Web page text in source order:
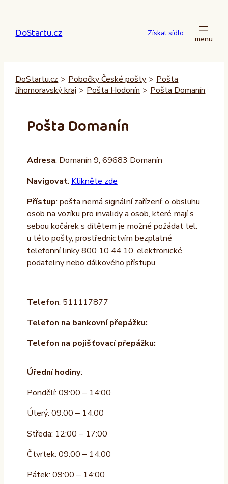
obsah
DoStartu.cz Získat sídlo
DoStartu.cz > Pobočky České pošty > Pošta
Jihomoravský kraj > Pošta Hodonín > Pošta Domanín
Pošta Domanín
Adresa: Domanín 9, 69683 Domanín
Navigovat: Klikněte zde
Přístup: pošta nemá signální zařízení; o obsluhu
osob na vozíku pro invalidy a osob, které mají s
sebou kočárek s dítětem je možné požádat tel.
u této pošty, prostřednictvím bezplatné
telefonní linky 800 10 44 10, elektronické
podatelny nebo dálkového přístupu
Telefon: 511117877
Telefon na bankovní přepážku:
Telefon na pojišťovací přepážku:
Úřední hodiny:
Pondělí: 09:00 – 14:00
Úterý: 09:00 – 14:00
Středa: 12:00 – 17:00
Čtvrtek: 09:00 – 14:00
Pátek: 09:00 – 14:00